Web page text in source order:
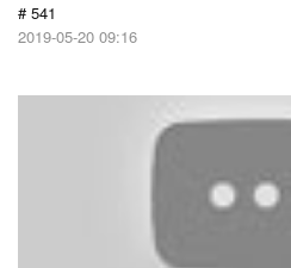
# 541
2019-05-20 09:16